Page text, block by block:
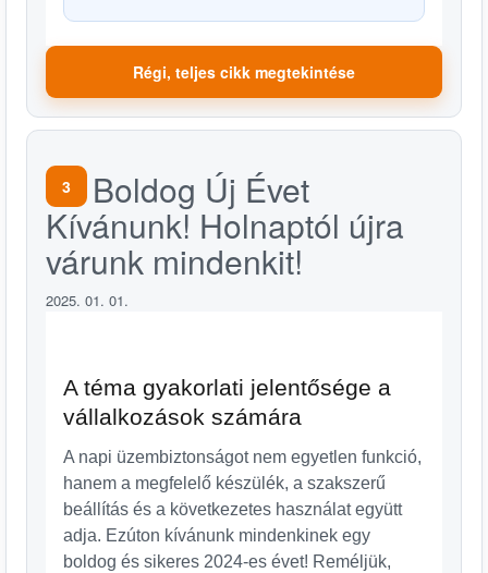
Régi, teljes cikk megtekintése
3 Boldog Új Évet
Kívánunk! Holnaptól újra
várunk mindenkit!
2025. 01. 01.
A téma gyakorlati jelentősége a
vállalkozások számára
A napi üzembiztonságot nem egyetlen funkció,
hanem a megfelelő készülék, a szakszerű
beállítás és a következetes használat együtt
adja. Ezúton kívánunk mindenkinek egy
boldog és sikeres 2024-es évet! Reméljük,